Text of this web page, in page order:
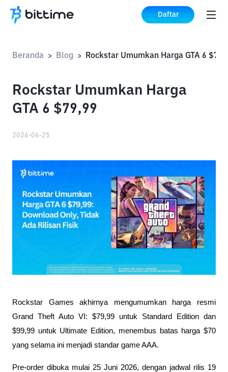
Daftar
Beranda > Blog > Rockstar Umumkan Harga GTA 6
Rockstar Umumkan Harga
GTA 6 $79,99
2026-06-25
Rockstar Games akhirnya mengumumkan harga resmi
Grand Theft Auto VI: $79,99 untuk Standard Edition dan
$99,99 untuk Ultimate Edition, menembus batas harga $70
yang selama ini menjadi standar game AAA.
Pre-order dibuka mulai 25 Juni 2026, dengan jadwal rilis 19